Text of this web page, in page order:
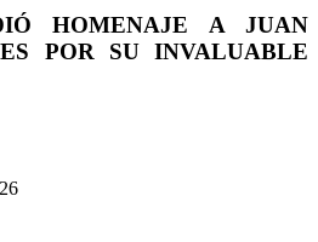
HOMENAJE A JUAN
POR SU INVALUABLE